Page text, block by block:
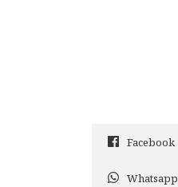
Facebook
Whatsapp